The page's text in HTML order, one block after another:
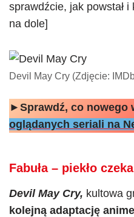
sprawdźcie, jak powstał
na dole]
Devil May Cry (Zdjęcie:
►Sprawdź, co nowego
oglądanych seriali na
Fabuła – piekło
Devil May Cry, kultowa
kolejną adaptację anime